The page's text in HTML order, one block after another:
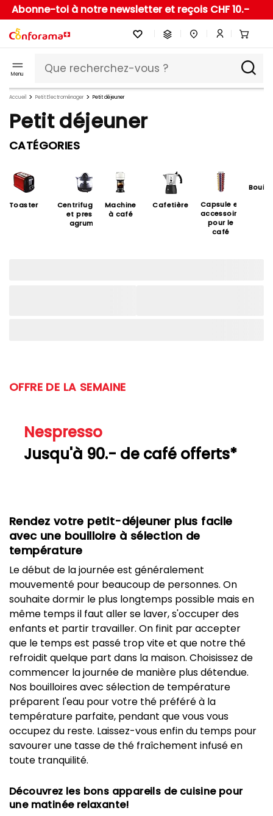
Abonne-toi à notre newsletter et reçois CHF 10.-
Menu
Accueil Petit Electroménager Petit déjeuner
Petit déjeuner
CATÉGORIES
Toaster
Centrifugeuses
et presses
agrumes
Machine
à café
Cafetières
Capsule et
accessoire
pour le
café
OFFRE DE LA SEMAINE
Nespresso
Jusqu'à 90.- de café offerts*
Rendez votre petit-déjeuner plus facile
avec une bouilloire à sélection de
température
Le début de la journée est généralement
mouvementé pour beaucoup de personnes. On
souhaite dormir le plus longtemps possible mais en
même temps il faut aller se laver, s'occuper des
enfants et partir travailler. On finit par accepter
que le temps est passé trop vite et que notre thé
refroidit quelque part dans la maison. Choisissez de
commencer la journée de manière plus détendue.
Nos bouilloires avec sélection de température
préparent l'eau pour votre thé préféré à la
température parfaite, pendant que vous vous
occupez du reste. Laissez-vous enfin du temps pour
savourer une tasse de thé fraîchement infusé en
toute tranquilité.
Découvrez les bons appareils de cuisine pour
une matinée relaxante!